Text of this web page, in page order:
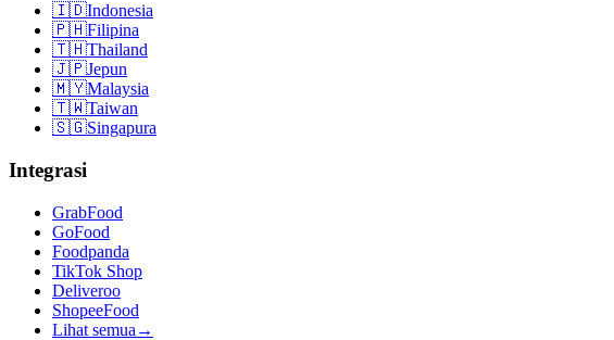
🇮🇩Indonesia
🇵🇭Filipina
🇹🇭Thailand
🇯🇵Jepun
🇲🇾Malaysia
🇹🇼Taiwan
🇸🇬Singapura
Integrasi
GrabFood
GoFood
Foodpanda
TikTok Shop
Deliveroo
ShopeeFood
Lihat semua →